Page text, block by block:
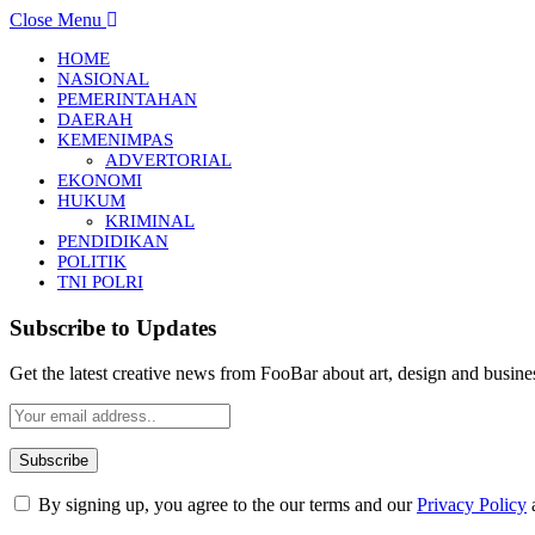
Close Menu
HOME
NASIONAL
PEMERINTAHAN
DAERAH
KEMENIMPAS
ADVERTORIAL
EKONOMI
HUKUM
KRIMINAL
PENDIDIKAN
POLITIK
TNI POLRI
Subscribe to Updates
Get the latest creative news from FooBar about art, design and
By signing up, you agree to the our terms and ourPrivacy Policy